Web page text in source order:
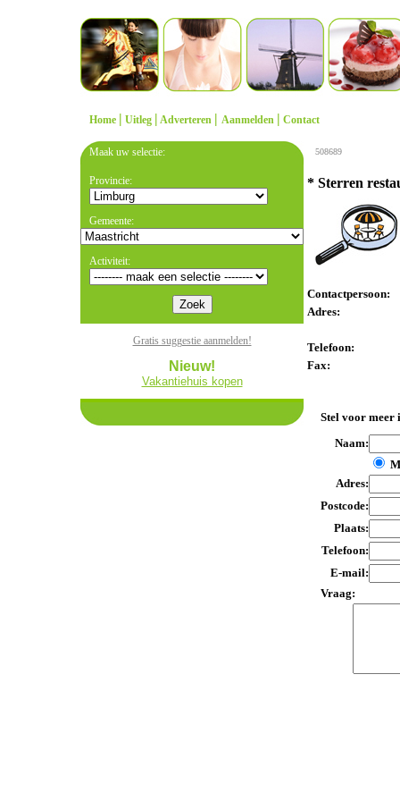
Home | Uitleg | Adverteren | Aanmelden | Contact
Maak uw selectie:
Provincie:
Gemeente:
Activiteit:
Gratis suggestie aanmelden!
Nieuw!
Vakantiehuis kopen
508689
* Sterren
Contactpersoon:
Adres:
Telefoon:
Fax:
Stel voor meer
Naam:
Adres:
Postcode:
Plaats:
Telefoon:
E-mail:
Vraag: